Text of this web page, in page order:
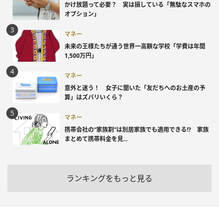
かけ放題って必要？ 実は損している「無駄なスマホの
オプション」
マネー
未来の王様たちが通う世界一高額な学校「学費は年間
1,500万円」
マネー
意外と迷う！ 女子に聞いた「友だちへのお土産の予
算」はズバリいくら？
マネー
携帯会社の“家族割”は別居家族でも適用できる!? 家族
まとめて携帯料金を見...
ランキングをもっと見る